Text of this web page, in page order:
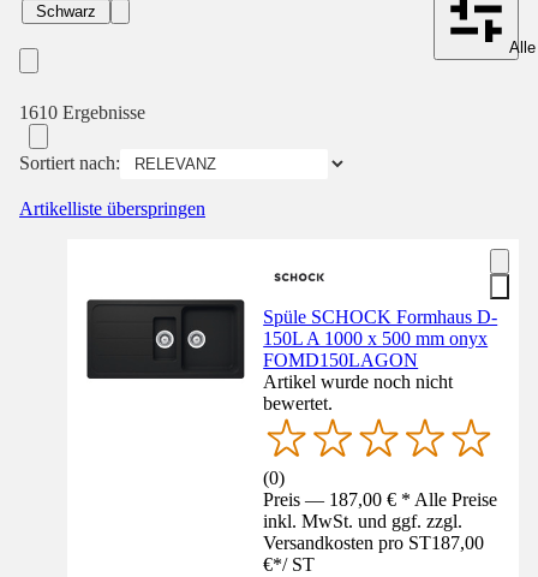
Schwarz
1610 Ergebnisse
Sortiert nach:
Artikelliste überspringen
Spüle SCHOCK Formhaus D-
150L A 1000 x 500 mm onyx
FOMD150LAGON
Artikel wurde noch nicht
bewertet.
(0)
Preis — 187,00 € * Alle Preise
inkl. MwSt. und ggf. zzgl.
Versandkosten pro ST187,00
€*/ ST